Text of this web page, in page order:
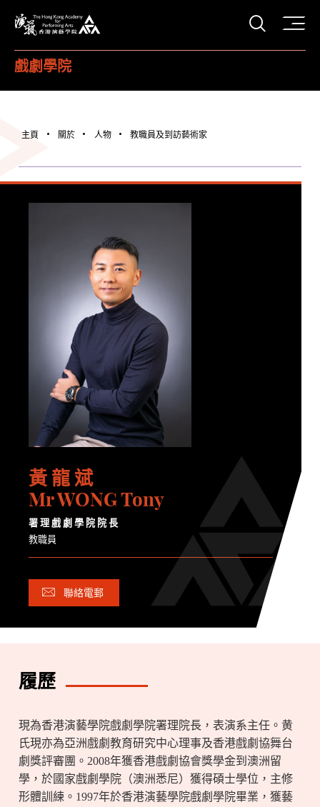
打開
戲劇學院
主頁 關於 人物 教職員及到訪藝術家
黃 龍 斌
Mr WONG Tony
署 理 戲 劇 學 院 院 長
教職員
聯絡電郵
履歷
現為香港演藝學院戲劇學院署理院長，表演系主任。黄
氏現亦為亞洲戲劇教育研究中心理事及香港戲劇協舞台
劇獎評審團。 2008年獲香港戲劇協會獎學金到澳洲留
學，於國家戲劇學院（澳洲悉尼）獲得碩士學位，主修
形體訓練。 1997年於香港演藝學院戲劇學院畢業，獲藝